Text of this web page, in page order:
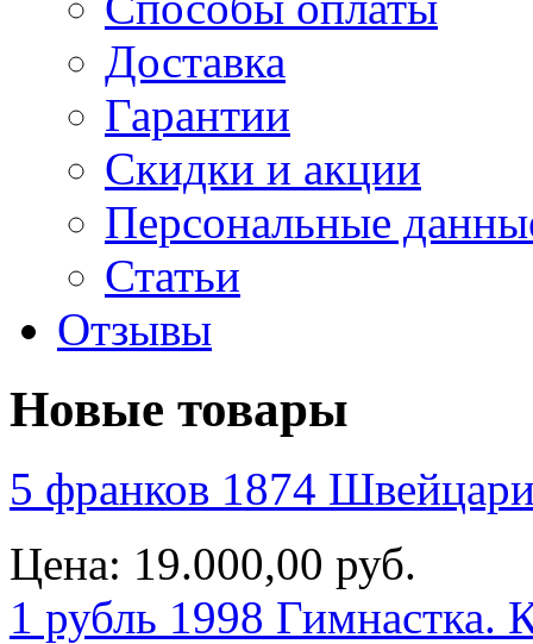
Доставка
Гарантии
Скидки и акции
Персональные
Статьи
Отзывы
Новые товары
5 франков 1874
Цена: 19.000,00 руб.
1 рубль 1998 Гимнастка.